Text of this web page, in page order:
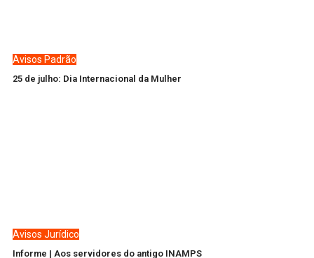
Avisos Padrão
25 de julho: Dia Internacional da Mulher
Avisos Jurídico
Informe | Aos servidores do antigo INAMPS